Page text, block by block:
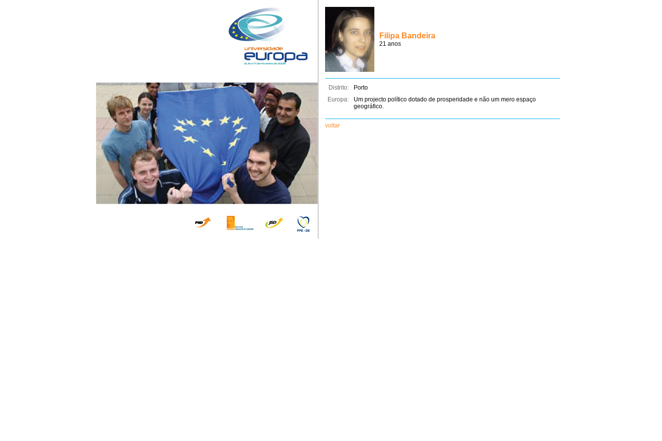
Filipa Bandeira
21 anos
Distrito:
Porto
Europa:
Um projecto político dotado de prosperidade e não um mero espaço
geográfico.
voltar